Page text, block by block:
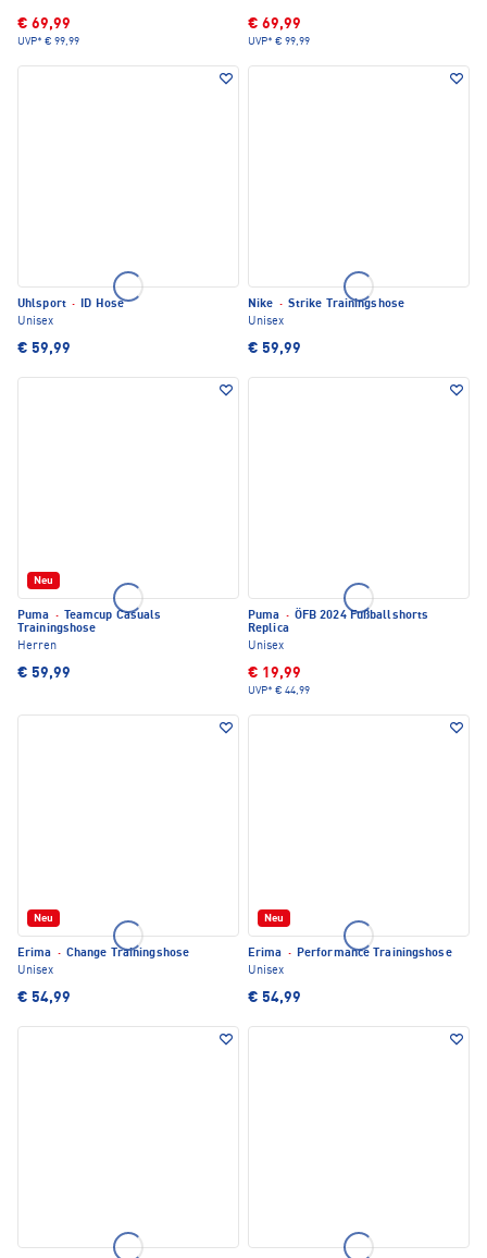
€ 69,99
UVP* € 99,99
€ 69,99
UVP* € 99,99
Uhlsport · ID Hose
Unisex
€ 59,99
Nike · Strike Trainingshose
Unisex
€ 59,99
Neu
Puma ·
Teamcup Casuals
Trainingshose
Herren
€ 59,99
Puma · ÖFB 2024 Fußballshorts
Replica
Unisex
€ 19,99
UVP* € 44,99
Neu
Erima · Change Trainingshose
Unisex
€ 54,99
Neu
Erima · Performance Trainingshose
Unisex
€ 54,99